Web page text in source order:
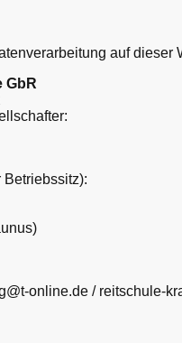
auf dieser
GbR
online.de / reitschule-